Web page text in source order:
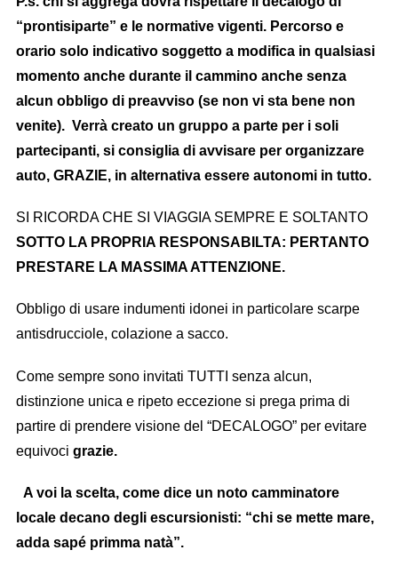
“prontisiparte” e le normative vigenti. Percorso e
orario solo indicativo soggetto a modifica in qualsiasi
momento anche durante il cammino anche senza
alcun obbligo di preavviso (se non vi sta bene non
venite). Verrà creato un gruppo a parte per i soli
partecipanti, si consiglia di avvisare per organizzare
auto, GRAZIE, in alternativa essere autonomi in tutto.
SI RICORDA CHE SI VIAGGIA SEMPRE E SOLTANTO
SOTTO LA PROPRIA RESPONSABILTA: PERTANTO
PRESTARE LA MASSIMA ATTENZIONE.
Obbligo di usare indumenti idonei in particolare scarpe
antisdrucciole, colazione a sacco.
Come sempre sono invitati TUTTI senza alcun,
distinzione unica e ripeto eccezione si prega prima di
partire di prendere visione del “DECALOGO” per evitare
equivoci grazie.
A voi la scelta, come dice un noto camminatore
locale decano degli escursionisti: “chi se mette mare,
adda sapé primma natà”.